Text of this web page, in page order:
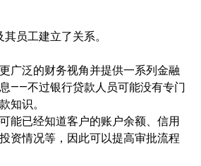
图
员工建立了关系。
广泛的财务视角并提供一系列金融
——不过银行贷款人员可能没有专门
知识。
能已经知道客户的账户余额、信用
资情况等，因此可以提高审批流程